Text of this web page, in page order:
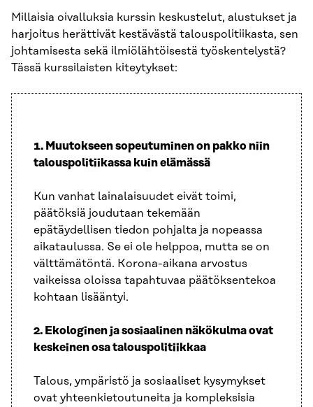
Millaisia oivalluksia kurssin keskustelut, alustukset ja
harjoitus herättivät kestävästä talouspolitiikasta, sen
johtamisesta sekä ilmiölähtöisestä työskentelystä?
Tässä kurssilaisten kiteytykset:
1. Muutokseen sopeutuminen on pakko niin
talouspolitiikassa kuin elämässä
Kun vanhat lainalaisuudet eivät toimi,
päätöksiä joudutaan tekemään
epätäydellisen tiedon pohjalta ja nopeassa
aikataulussa. Se ei ole helppoa, mutta se on
välttämätöntä. Korona-aikana arvostus
vaikeissa oloissa tapahtuvaa päätöksentekoa
kohtaan lisääntyi.
2. Ekologinen ja sosiaalinen näkökulma ovat
keskeinen osa talouspolitiikkaa
Talous, ympäristö ja sosiaaliset kysymykset
ovat yhteenkietoutuneita ja kompleksisia